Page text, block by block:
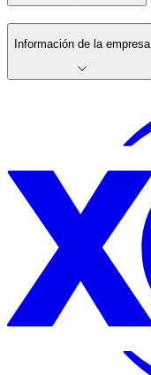
Información de la empresa